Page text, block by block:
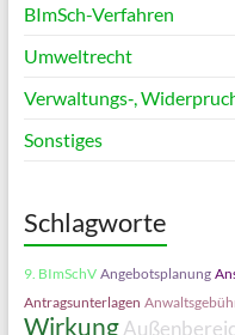
BImSch-Verfahren
Umweltrecht
Verwaltungs‑,
Sonstiges
Schlagworte
9. BImSchV Angebotsplanung
Antragsunterlagen
Wirkung